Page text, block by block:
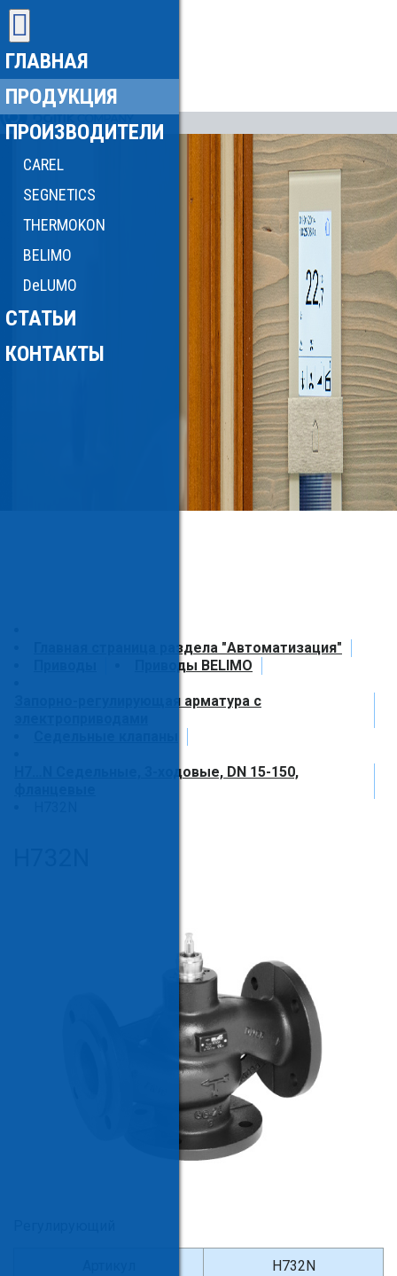
ГЛАВНАЯ
ПРОДУКЦИЯ
ПРОИЗВОДИТЕЛИ
CAREL
SEGNETICS
THERMOKON
BELIMO
DeLUMO
СТАТЬИ
КОНТАКТЫ
Главная страница раздела "Автоматизация"
Приводы BELIMO
Запорно-регулирующая арматура с
H7…N Седельные, 3-ходовые, DN 15-150,
H732N